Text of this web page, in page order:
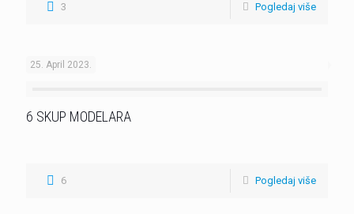
3 Pogledaj više
25. April 2023.
6 SKUP MODELARA
6 Pogledaj više